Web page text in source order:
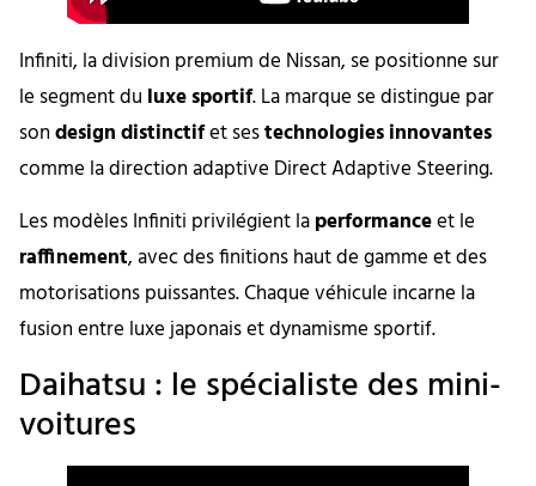
Infiniti, la division premium de Nissan, se positionne sur
le segment du luxe sportif. La marque se distingue par
sondesign distinctifet sestechnologies innovantes
comme la direction adaptive Direct Adaptive Steering.
Les modèles Infiniti privilégient laperformanceet le
raffinement, avec des finitions haut de gamme et des
motorisations puissantes. Chaque véhicule incarne la
fusion entre luxe japonais et dynamisme sportif.
Daihatsu : le spécialiste des mini-
voitures